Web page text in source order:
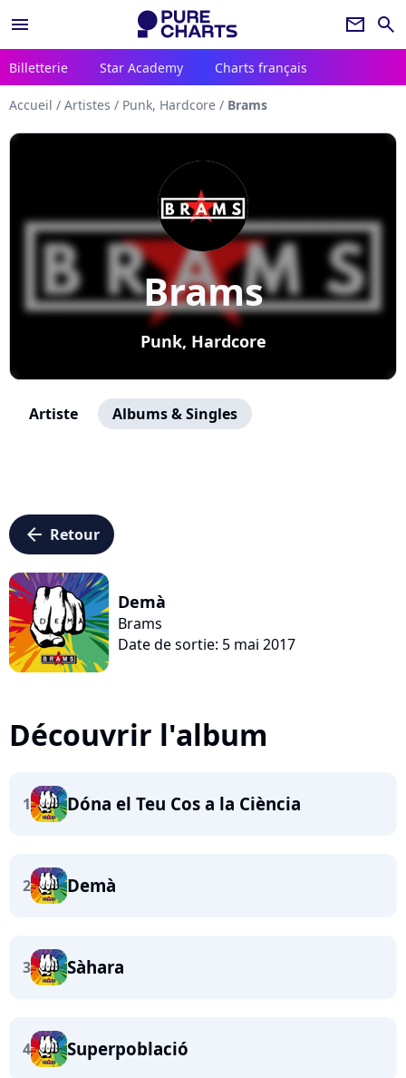
menu newsletter search
Billetterie Star Academy Charts français
Accueil / Artistes / Punk, Hardcore / Brams
Brams
Punk, Hardcore
Artiste Albums & Singles
arrow_left Retour
Demà
Brams
Date de sortie: 5 mai 2017
Découvrir l'album
1 Dóna el Teu Cos a la Ciència
2 Demà
3 Sàhara
4 Superpoblació